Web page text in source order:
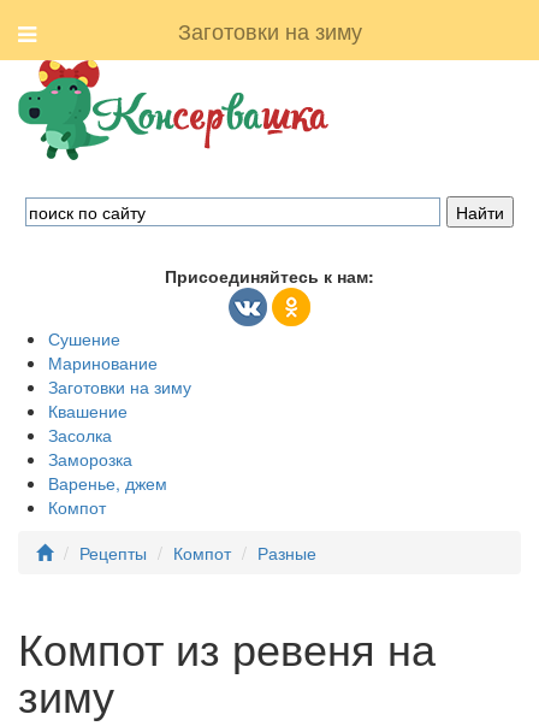
Заготовки на зиму
Присоединяйтесь к нам:
Сушение
Маринование
Заготовки на зиму
Квашение
Засолка
Заморозка
Варенье, джем
Компот
Рецепты
Компот Разные
Компот из ревеня на
зиму